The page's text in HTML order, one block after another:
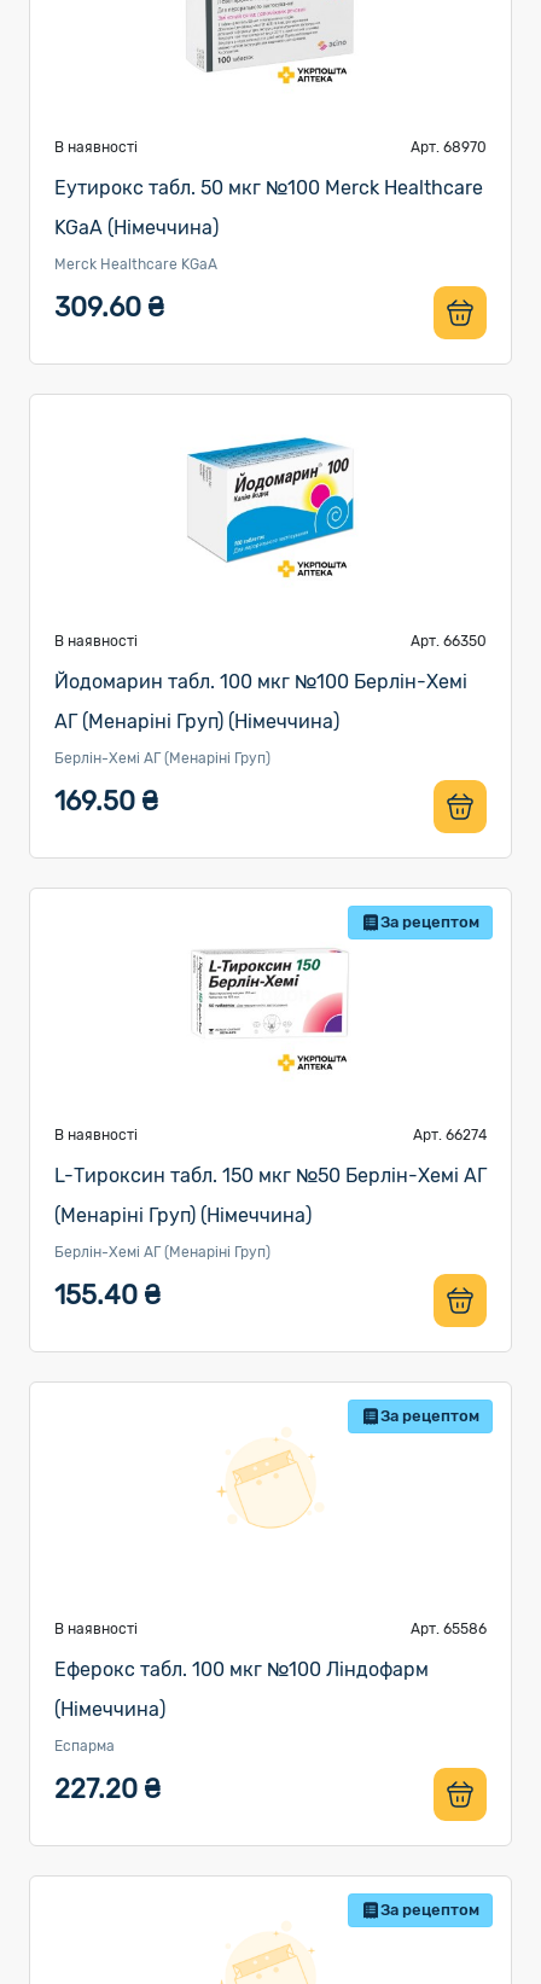
В наявності Арт. 68970
Еутирокс табл. 50 мкг №100 Merck Healthcare
KGaA (Німеччина)
Merck Healthcare KGaA
309.60 ₴
В наявності Арт. 66350
Йодомарин табл. 100 мкг №100 Берлін-Хемі
АГ (Менаріні Груп) (Німеччина)
Берлін-Хемі АГ (Менаріні Груп)
169.50 ₴
За рецептом
В наявності Арт. 66274
L-Тироксин табл. 150 мкг №50 Берлін-Хемі АГ
(Менаріні Груп) (Німеччина)
Берлін-Хемі АГ (Менаріні Груп)
155.40 ₴
За рецептом
В наявності Арт. 65586
Еферокс табл. 100 мкг №100 Ліндофарм
(Німеччина)
Еспарма
227.20 ₴
За рецептом